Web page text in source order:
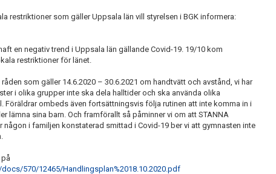
restriktioner som gäller Uppsala län vill styrelsen i BGK informera:
en negativ trend i Uppsala län gällande Covid-19. 19/10 kom
restriktioner för länet.
som gäller 14.6.2020 – 30.6.2021 om handtvätt och avstånd, vi har
i olika grupper inte ska dela halltider och ska använda olika
Föräldrar ombeds även fortsättningsvis följa rutinen att inte komma in i
lämna sina barn. Och framförallt så påminner vi om att STANNA
någon i familjen konstaterad smittad i Covid-19 ber vi att gymnasten inte
570/12465/Handlingsplan%2018.10.2020.pdf